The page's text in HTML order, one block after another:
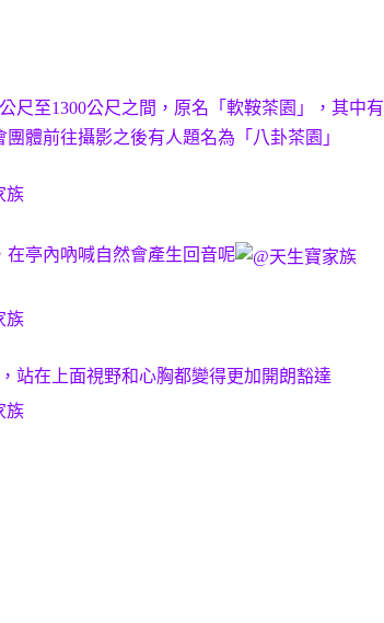
尺至1300公尺之間，原名「軟鞍茶園」，其中有
體前往攝影之後有人題名為「八卦茶園」
亭內吶喊自然會產生回音呢
站在上面視野和心胸都變得更加開朗豁達